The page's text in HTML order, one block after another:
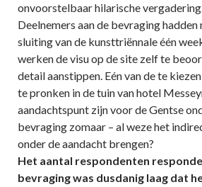
onvoorstelbaar hilarische
Deelnemers aan de bevraging
sluiting van de kunsttriënnale één
werken de visu op de site zelf te
detail aanstippen. Eén van de te
te pronken in de tuin van hotel
aandachtspunt zijn voor de Gentse
bevraging zomaar – al weze het
onder de aandacht brengen?
Het aantal respondenten
bevraging was dusdanig laag dat